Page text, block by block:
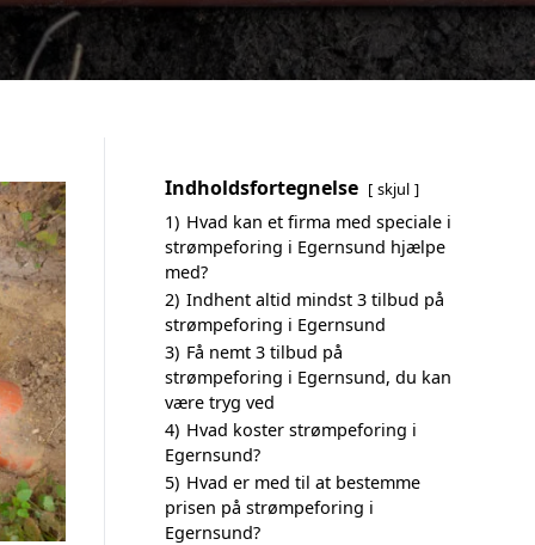
Indholdsfortegnelse skjul
1) Hvad kan et firma med speciale i
strømpeforing i Egernsund hjælpe
med?
2) Indhent altid mindst 3 tilbud på
strømpeforing i Egernsund
3) Få nemt 3 tilbud på
strømpeforing i Egernsund, du kan
være tryg ved
4) Hvad koster strømpeforing i
Egernsund?
5) Hvad er med til at bestemme
prisen på strømpeforing i
Egernsund?